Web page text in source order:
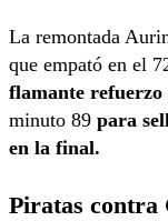
La remontada
que empató en el
flamante
minuto 89 para
en la final.
Piratas contra